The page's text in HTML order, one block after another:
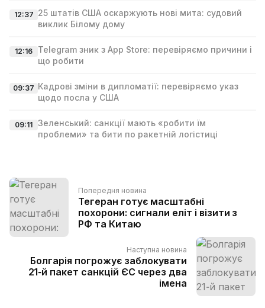
12:37 25 штатів США оскаржують нові мита: судовий
виклик Білому дому
12:16
Telegram зник з App Store: перевіряємо причини і
що робити
09:37 Кадрові зміни в дипломатії: перевіряємо указ
щодо посла у США
09:11 Зеленський: санкції мають «робити їм
проблеми» та бити по ракетній логістиці
Попередня новина
Тегеран готує масштабні
похорони: сигнали еліт і візити з
РФ та Китаю
Наступна новина
Болгарія погрожує заблокувати
21‑й пакет санкцій ЄС через два
імена